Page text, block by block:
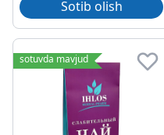
Sotib olish
sotuvda mavjud